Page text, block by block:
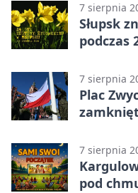
7 sierpnia
Słupsk
podczas
7 sierpnia
Plac
7 sierpnia
pod